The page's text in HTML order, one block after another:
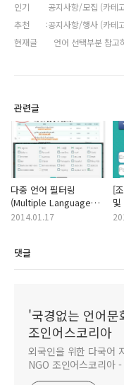
인기
공지사항/모집 (카테
추천
공지사항/행사 (카테
현재글
언어 선택부분 참고
관련글
다중 언어 필터링
(Multiple Language
filtering) 기능이란 ---?
2014.01.17
[
댓글
'국경없는 언어
조인어스코리아
외국인을 위한 다국어
NGO 조인어스코리아